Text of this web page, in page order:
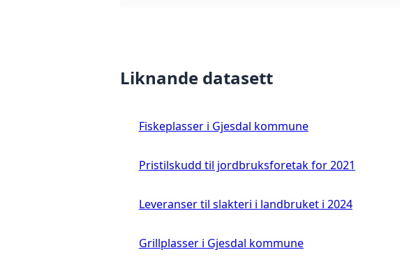
Liknande datasett
Fiskeplasser i Gjesdal kommune
Pristilskudd til jordbruksforetak for 2021
Leveranser til slakteri i landbruket i 2024
Grillplasser i Gjesdal kommune